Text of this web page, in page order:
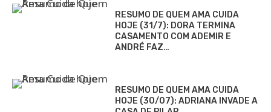
RESUMO DE QUEM AMA CUIDA
HOJE (31/7): DORA TERMINA
CASAMENTO COM ADEMIR E
ANDRÉ FAZ…
RESUMO DE QUEM AMA CUIDA
HOJE (30/07): ADRIANA INVADE A